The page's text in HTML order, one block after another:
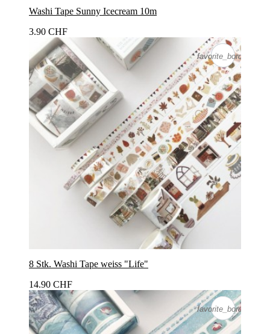
Washi Tape Sunny Icecream 10m
3.90 CHF
favorite_border
favorite_border
8 Stk. Washi Tape weiss "Life"
14.90 CHF
favorite_border
favorite_border